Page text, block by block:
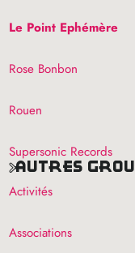
Le Point Ephémère
Rose Bonbon
Rouen
Supersonic Records
autres
Activités
Associations